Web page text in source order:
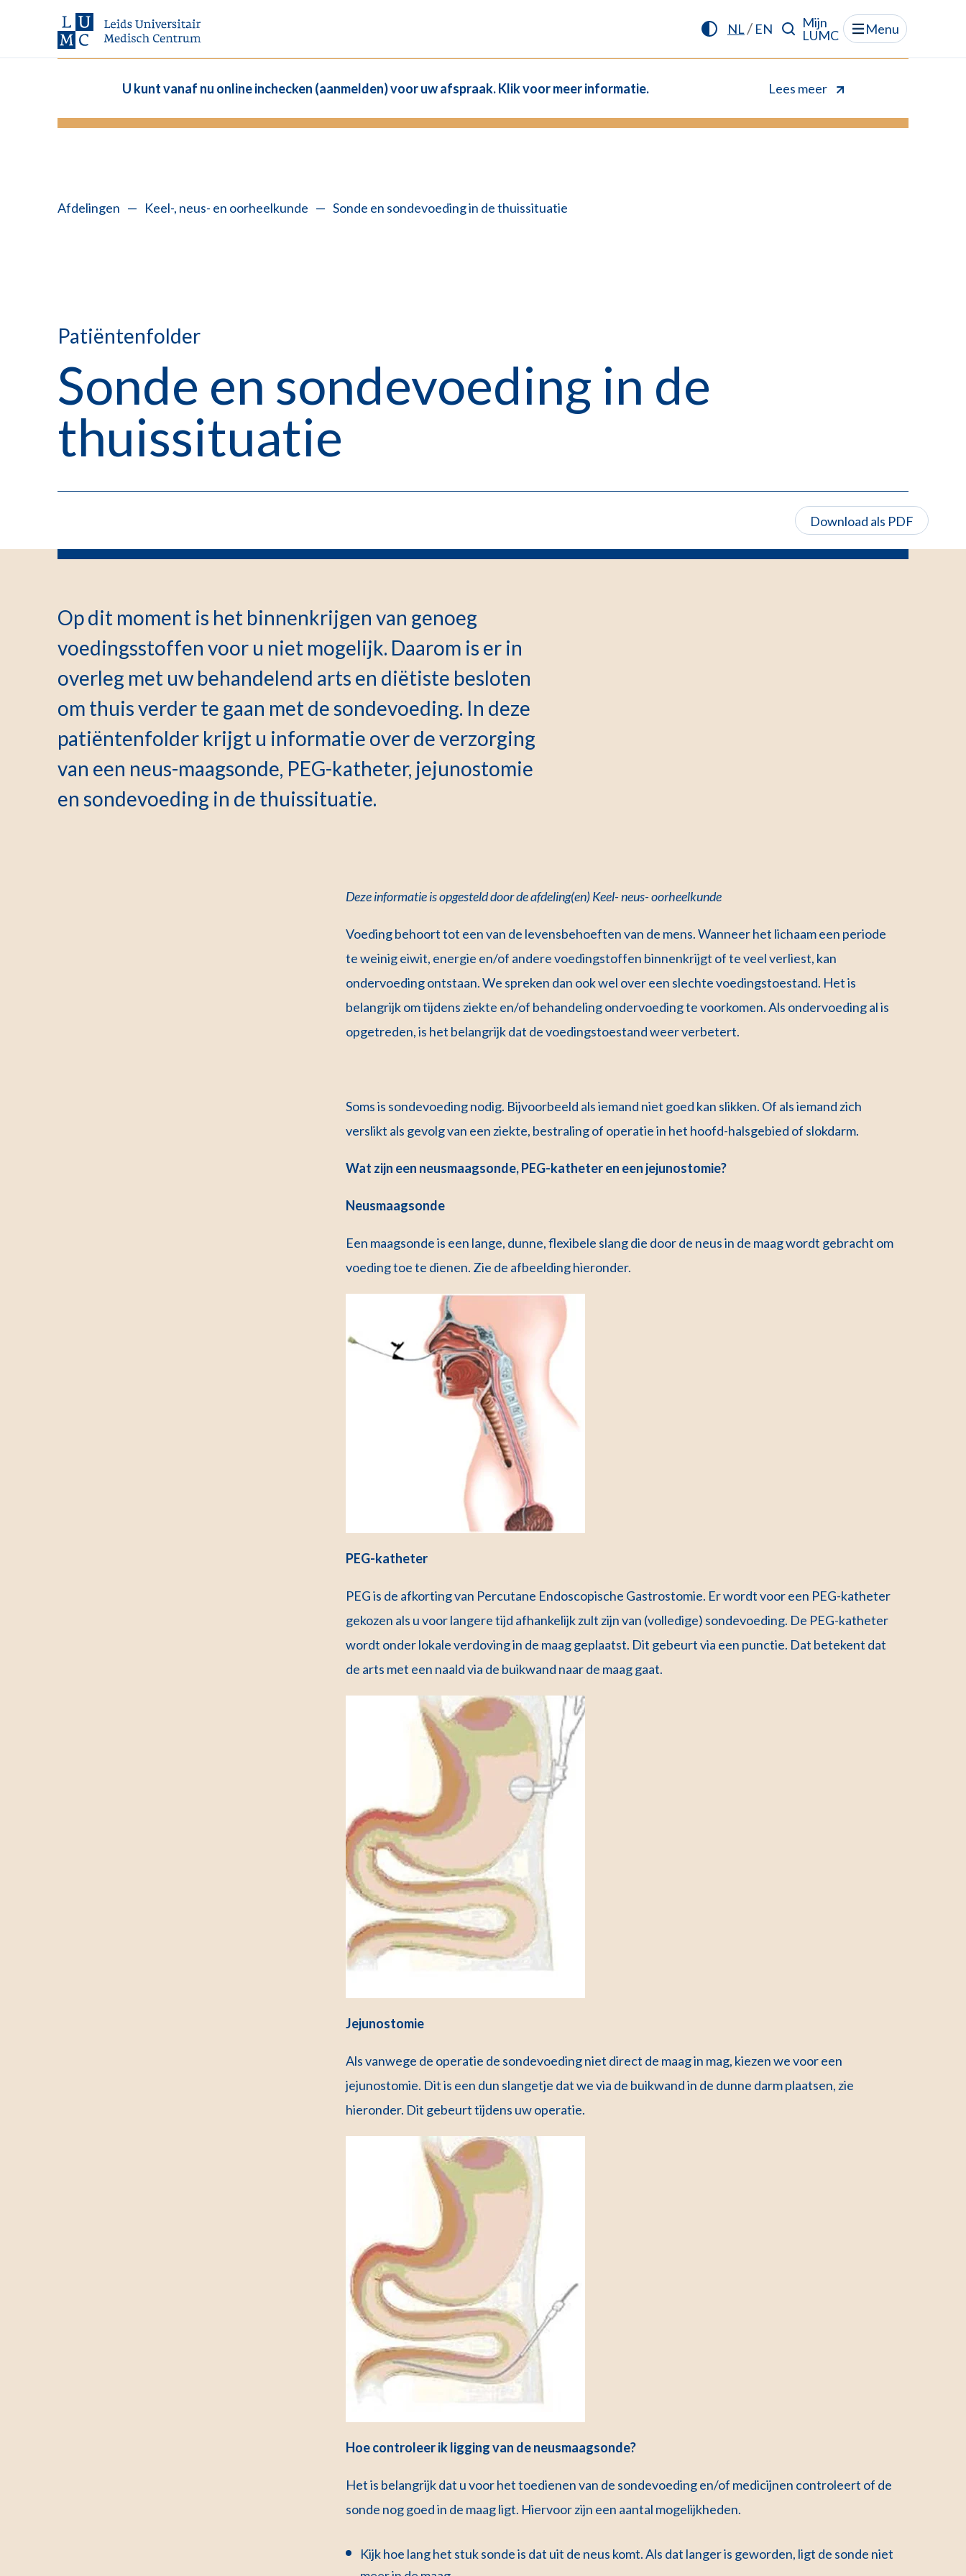
NL/ EN
Mijn
LUMC
Menu
U kunt vanaf nu online inchecken (aanmelden) voor uw afspraak. Klik voor meer informatie. Lees meer
Afdelingen — Keel-, neus- en oorheelkunde — Sonde en sondevoeding in de thuissituatie
Patiëntenfolder
Sonde en sondevoeding in de
thuissituatie
Download als PDF
Op dit moment is het binnenkrijgen van genoeg
voedingsstoffen voor u niet mogelijk. Daarom is er in
overleg met uw behandelend arts en diëtiste besloten
om thuis verder te gaan met de sondevoeding. In deze
patiëntenfolder krijgt u informatie over de verzorging
van een neus-maagsonde, PEG-katheter, jejunostomie
en sondevoeding in de thuissituatie.
Deze informatie is opgesteld door de afdeling(en) Keel- neus- oorheelkunde
Voeding behoort tot een van de levensbehoeften van de mens. Wanneer het lichaam een periode
te weinig eiwit, energie en/of andere voedingstoffen binnenkrijgt of te veel verliest, kan
ondervoeding ontstaan. We spreken dan ook wel over een slechte voedingstoestand. Het is
belangrijk om tijdens ziekte en/of behandeling ondervoeding te voorkomen. Als ondervoeding al is
opgetreden, is het belangrijk dat de voedingstoestand weer verbetert.
Soms is sondevoeding nodig. Bijvoorbeeld als iemand niet goed kan slikken. Of als iemand zich
verslikt als gevolg van een ziekte, bestraling of operatie in het hoofd-halsgebied of slokdarm.
Wat zijn een neusmaagsonde, PEG-katheter en een jejunostomie?
Neusmaagsonde
Een maagsonde is een lange, dunne, flexibele slang die door de neus in de maag wordt gebracht om
voeding toe te dienen. Zie de afbeelding hieronder.
PEG-katheter
PEG is de afkorting van Percutane Endoscopische Gastrostomie. Er wordt voor een PEG-katheter
gekozen als u voor langere tijd afhankelijk zult zijn van (volledige) sondevoeding. De PEG-katheter
wordt onder lokale verdoving in de maag geplaatst. Dit gebeurt via een punctie. Dat betekent dat
de arts met een naald via de buikwand naar de maag gaat.
Jejunostomie
Als vanwege de operatie de sondevoeding niet direct de maag in mag, kiezen we voor een
jejunostomie. Dit is een dun slangetje dat we via de buikwand in de dunne darm plaatsen, zie
hieronder. Dit gebeurt tijdens uw operatie.
Hoe controleer ik ligging van de neusmaagsonde?
Het is belangrijk dat u voor het toedienen van de sondevoeding en/of medicijnen controleert of de
sonde nog goed in de maag ligt. Hiervoor zijn een aantal mogelijkheden.
Kijk hoe lang het stuk sonde is dat uit de neus komt. Als dat langer is geworden, ligt de sonde niet